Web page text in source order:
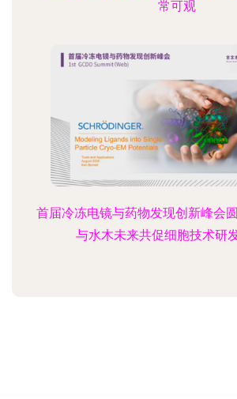
常可观
首届冷冻电镜与药物发现创新峰会
与水木未来共促细胞技术研